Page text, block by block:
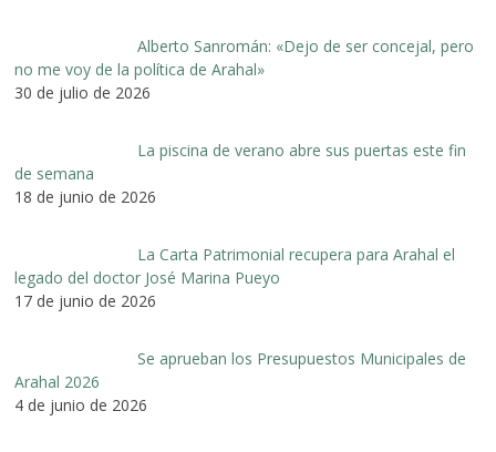
Alberto Sanromán: «Dejo de ser concejal, pero
no me voy de la política de Arahal»
30 de julio de 2026
La piscina de verano abre sus puertas este fin
de semana
18 de junio de 2026
La Carta Patrimonial recupera para Arahal el
legado del doctor José Marina Pueyo
17 de junio de 2026
Se aprueban los Presupuestos Municipales de
Arahal 2026
4 de junio de 2026